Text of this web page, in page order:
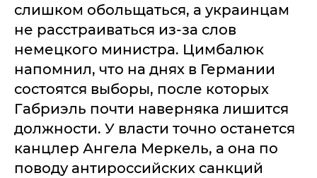
слишком обольщаться, а украинцам
не расстраиваться из-за слов
немецкого министра. Цимбалюк
напомнил, что на днях в Германии
состоятся выборы, после которых
Габриэль почти наверняка лишится
должности. У власти точно останется
канцлер Ангела Меркель, а она по
поводу антироссийских санкций